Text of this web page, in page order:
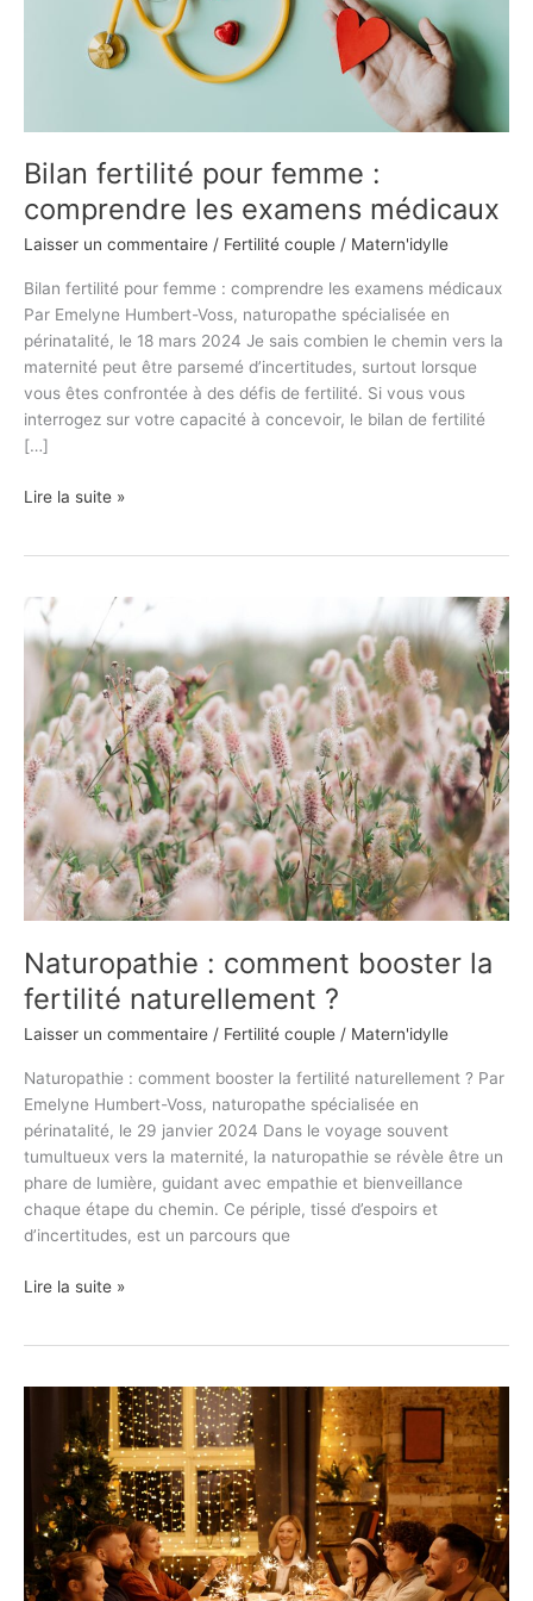
Bilan fertilité pour femme :
comprendre les examens médicaux
Laisser un commentaire / Fertilité couple / Matern'idylle
Bilan fertilité pour femme : comprendre les examens médicaux
Par Emelyne Humbert-Voss, naturopathe spécialisée en
périnatalité, le 18 mars 2024 Je sais combien le chemin vers la
maternité peut être parsemé d’incertitudes, surtout lorsque
vous êtes confrontée à des défis de fertilité. Si vous vous
interrogez sur votre capacité à concevoir, le bilan de fertilité
[…]
Lire la suite »
Naturopathie : comment booster la
fertilité naturellement ?
Laisser un commentaire / Fertilité couple / Matern'idylle
Naturopathie : comment booster la fertilité naturellement ? Par
Emelyne Humbert-Voss, naturopathe spécialisée en
périnatalité, le 29 janvier 2024 Dans le voyage souvent
tumultueux vers la maternité, la naturopathie se révèle être un
phare de lumière, guidant avec empathie et bienveillance
chaque étape du chemin. Ce périple, tissé d’espoirs et
d’incertitudes, est un parcours que
Naturopathie
:
comment
booster
fertilité
naturellement
?
Lire la suite »
Parcours
fêtes
fin
d’année
: